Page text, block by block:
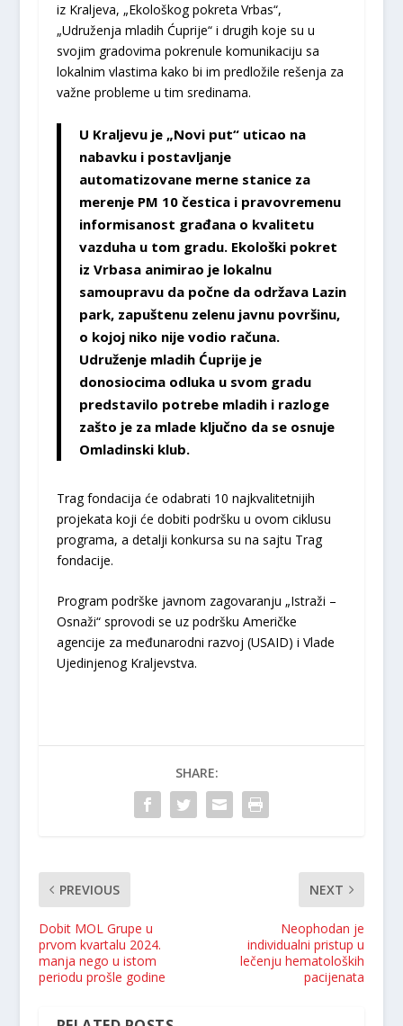
iz Kraljeva, „Ekološkog pokreta Vrbas“,
„Udruženja mladih Ćuprije“ i drugih koje su u
svojim gradovima pokrenule komunikaciju sa
lokalnim vlastima kako bi im predložile rešenja za
važne probleme u tim sredinama.
U Kraljevu je „Novi put“ uticao na
nabavku i postavljanje
automatizovane merne stanice za
merenje PM 10 čestica i pravovremenu
informisanost građana o kvalitetu
vazduha u tom gradu. Ekološki pokret
iz Vrbasa animirao je lokalnu
samoupravu da počne da održava Lazin
park, zapuštenu zelenu javnu površinu,
o kojoj niko nije vodio računa.
Udruženje mladih Ćuprije je
donosiocima odluka u svom gradu
predstavilo potrebe mladih i razloge
zašto je za mlade ključno da se osnuje
Omladinski klub.
Trag fondacija će odabrati 10 najkvalitetnijih
projekata koji će dobiti podršku u ovom ciklusu
programa, a detalji konkursa su na sajtu Trag
fondacije.
Program podrške javnom zagovaranju „Istraži –
Osnaži“ sprovodi se uz podršku Američke
agencije za međunarodni razvoj (USAID) i Vlade
Ujedinjenog Kraljevstva.
SHARE:
PREVIOUS
Dobit MOL Grupe u
prvom kvartalu 2024.
manja nego u istom
periodu prošle godine
NEXT
Neophodan je
individualni pristup u
lečenju hematoloških
pacijenata